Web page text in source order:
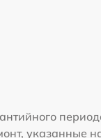
указанные